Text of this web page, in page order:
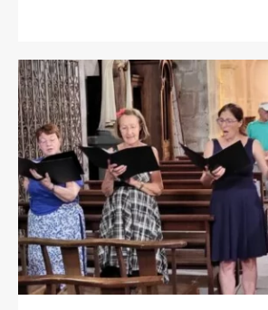
dim. 27 sept. 2026
sam. 3 oct. 2026
dim. 4 oct. 2026
sam. 10 oct. 2026
Afficher plus d'horaires
www.messes.info